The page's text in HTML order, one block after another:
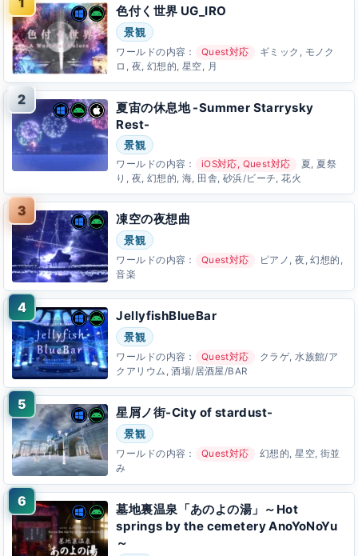
色付く世界 UG_IRO
景観
ワールドの内容： Quest対応
ギミック, モノク
ロ, 夜, 幻想的, 星空, 月
夏宙の休息地 -Summer Starrysky
Rest-
景観
ワールドの内容： iOS対応, Quest対応
夏, 夏祭
り, 夜, 幻想的, 海, 田舎, 砂浜/ビーチ, 花火
凍空の夜想曲
景観
ワールドの内容： Quest対応
ピアノ, 夜, 幻想的,
音楽
JellyfishBlueBar
景観
ワールドの内容： Quest対応
クラゲ, 水族館/ア
クアリウム, 酒場/居酒屋/BAR
星屑ノ街-City of stardust-
景観
ワールドの内容： Quest対応
幻想的, 星空, 街並
み
墓地裏温泉「あのよの湯」～Hot
springs by the cemetery AnoYoNoYu
～